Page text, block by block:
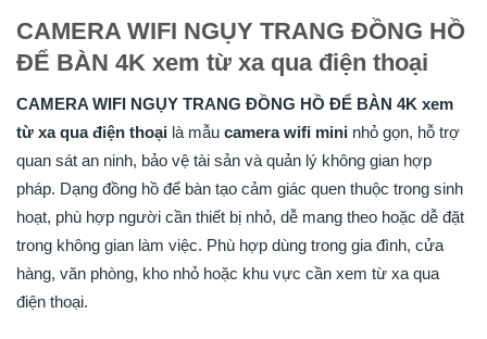
CAMERA WIFI NGỤY TRANG ĐỒNG HỒ
ĐỂ BÀN 4K xem từ xa qua điện thoại
CAMERA WIFI NGỤY TRANG ĐỒNG HỒ ĐỂ BÀN 4K xem
từ xa qua điện thoại là mẫu camera wifi mini nhỏ gọn, hỗ trợ
quan sát an ninh, bảo vệ tài sản và quản lý không gian hợp
pháp. Dạng đồng hồ để bàn tạo cảm giác quen thuộc trong sinh
hoạt, phù hợp người cần thiết bị nhỏ, dễ mang theo hoặc dễ đặt
trong không gian làm việc. Phù hợp dùng trong gia đình, cửa
hàng, văn phòng, kho nhỏ hoặc khu vực cần xem từ xa qua
điện thoại.